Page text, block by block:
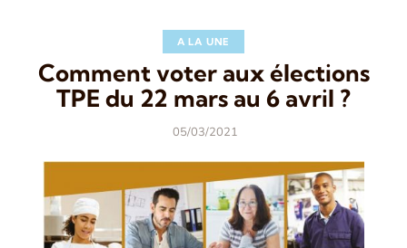
A LA UNE
Comment voter aux élections
TPE du 22 mars au 6 avril ?
05/03/2021